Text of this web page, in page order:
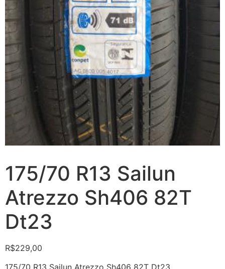
175/70 R13 Sailun
Atrezzo Sh406 82T
Dt23
R$229,00
175/70 R13 Sailun Atrezzo Sh406 82T Dt23